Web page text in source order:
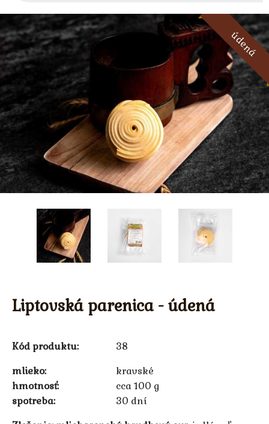
údená
Liptovská parenica - údená
Kód produktu: 38
mlieko
kravské
hmotnosť
cca 100 g
spotreba
30 dní